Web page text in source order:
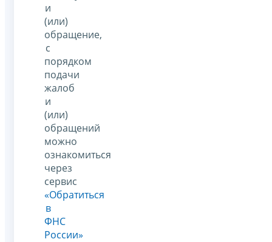
и
(или)
обращение,
с
порядком
подачи
жалоб
и
(или)
обращений
можно
ознакомиться
через
сервис
«Обратиться
в
ФНС
России»